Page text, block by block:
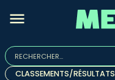
Rechercher :
Quand les résultats de
CLASSEMENTS/RÉSULTATS